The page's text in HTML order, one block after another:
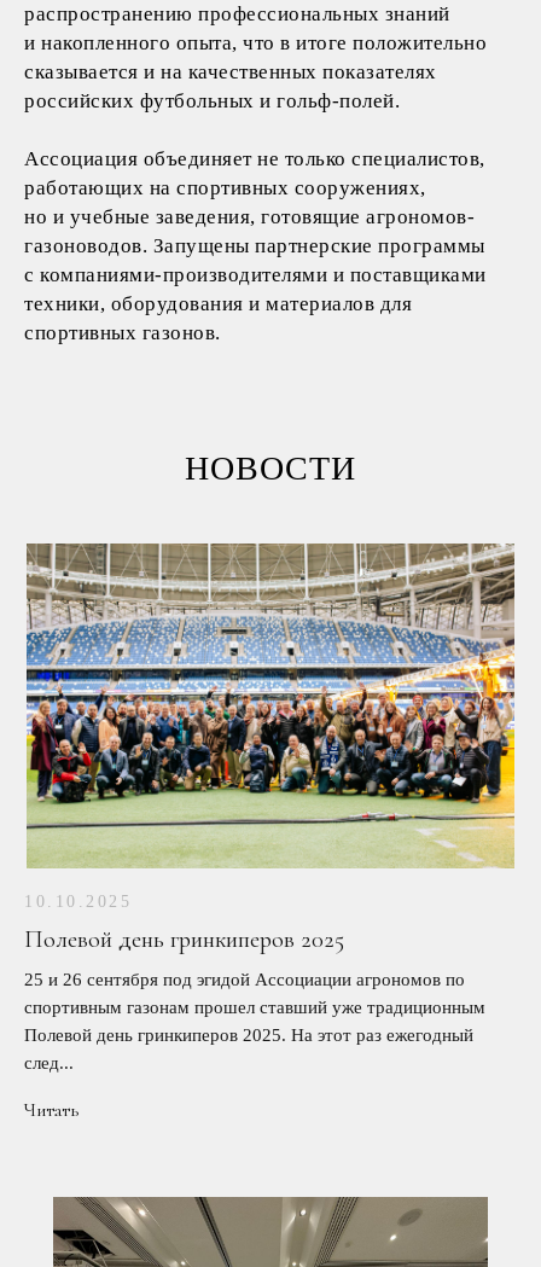
распространению профессиональных знаний
и накопленного опыта, что в итоге положительно
сказывается и на качественных показателях
российских футбольных и гольф-полей.
Ассоциация объединяет не только специалистов,
работающих на спортивных сооружениях,
но и учебные заведения, готовящие агрономов-
газоноводов. Запущены партнерские программы
с компаниями-производителями и поставщиками
техники, оборудования и материалов для
спортивных газонов.
НОВОСТИ
10.10.2025
Полевой день гринкиперов 2025
25 и 26 сентября под эгидой Ассоциации агрономов по
спортивным газонам прошел ставший уже традиционным
Полевой день гринкиперов 2025. На этот раз ежегодный
след...
Читать